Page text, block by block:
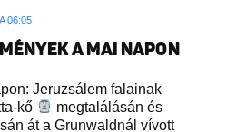
06:05
A MAI NAPON
Jeruzsálem falainak
kő
megtalálásán és
át a Grunwaldnál vívott